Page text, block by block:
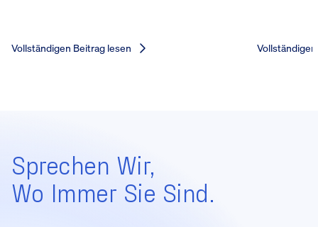
Vollständigen Beitrag lesen
Sprechen Wir,
Wo Immer Sie Sind.